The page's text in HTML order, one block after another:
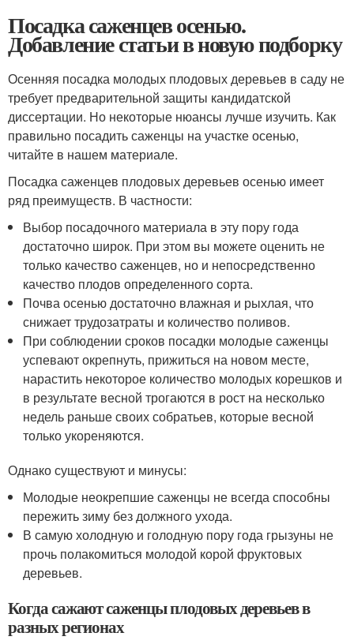
Посадка саженцев осенью.
Добавление статьи в новую подборку
Осенняя посадка молодых плодовых деревьев в саду не
требует предварительной защиты кандидатской
диссертации. Но некоторые нюансы лучше изучить. Как
правильно посадить саженцы на участке осенью,
читайте в нашем материале.
Посадка саженцев плодовых деревьев осенью имеет
ряд преимуществ. В частности:
Выбор посадочного материала в эту пору года
достаточно широк. При этом вы можете оценить не
только качество саженцев, но и непосредственно
качество плодов определенного сорта.
Почва осенью достаточно влажная и рыхлая, что
снижает трудозатраты и количество поливов.
При соблюдении сроков посадки молодые саженцы
успевают окрепнуть, прижиться на новом месте,
нарастить некоторое количество молодых корешков и
в результате весной трогаются в рост на несколько
недель раньше своих собратьев, которые весной
только укореняются.
Однако существуют и минусы:
Молодые неокрепшие саженцы не всегда способны
пережить зиму без должного ухода.
В самую холодную и голодную пору года грызуны не
прочь полакомиться молодой корой фруктовых
деревьев.
Когда сажают саженцы плодовых деревьев в
разных регионах